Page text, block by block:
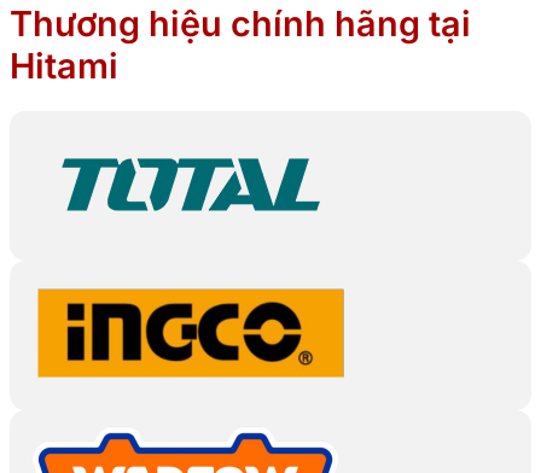
Thương hiệu chính hãng tại
Hitami